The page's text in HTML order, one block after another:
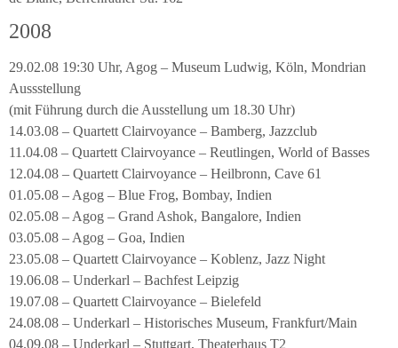
2008
29.02.08 19:30 Uhr, Agog – Museum Ludwig, Köln, Mondrian
Aussstellung
(mit Führung durch die Ausstellung um 18.30 Uhr)
14.03.08 – Quartett Clairvoyance – Bamberg, Jazzclub
11.04.08 – Quartett Clairvoyance – Reutlingen, World of Basses
12.04.08 – Quartett Clairvoyance – Heilbronn, Cave 61
01.05.08 – Agog – Blue Frog, Bombay, Indien
02.05.08 – Agog – Grand Ashok, Bangalore, Indien
03.05.08 – Agog – Goa, Indien
23.05.08 – Quartett Clairvoyance – Koblenz, Jazz Night
19.06.08 – Underkarl – Bachfest Leipzig
19.07.08 – Quartett Clairvoyance – Bielefeld
24.08.08 – Underkarl – Historisches Museum, Frankfurt/Main
04.09.08 – Underkarl – Stuttgart, Theaterhaus T2